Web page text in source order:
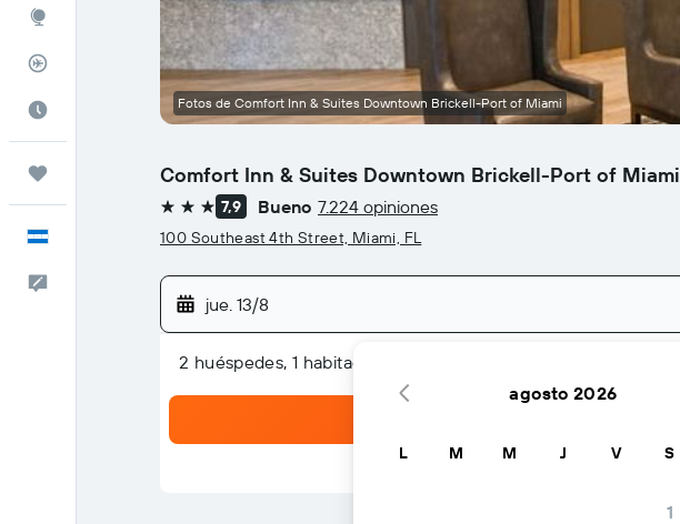
Comentarios
Comfort Inn & Suites Downtown Brickell-Port of Miami
3 estrellas
7,9 Bueno 7.224 opiniones
100 Southeast 4th Street, Miami, FL
jue. 13/8
2 huéspedes, 1 habitación
Fotos de Comfort Inn & Suites Downtown Brickell-Port of Miami
agosto 2026
L M M J V S
1